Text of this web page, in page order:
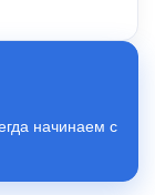
начинаем с